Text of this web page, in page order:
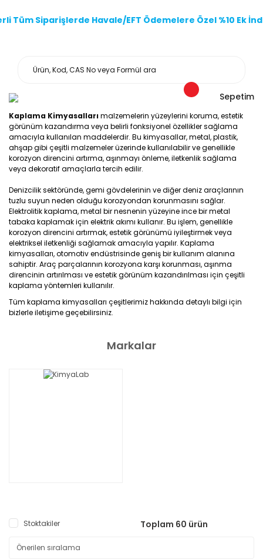
Tüm Siparişlerde Havale/EFT Ödemelere Özel %10 Ek
Sepetim
Kaplama Kimyasalları malzemelerin yüzeylerini koruma, estetik
görünüm kazandırma veya belirli fonksiyonel özellikler sağlama
amacıyla kullanılan maddelerdir. Bu kimyasallar, metal, plastik,
ahşap gibi çeşitli malzemeler üzerinde kullanılabilir ve genellikle
korozyon direncini artırma, aşınmayı önleme, iletkenlik sağlama
veya dekoratif amaçlarla tercih edilir.
Denizcilik sektöründe, gemi gövdelerinin ve diğer deniz araçlarının
tuzlu suyun neden olduğu korozyondan korunmasını sağlar.
Elektrolitik kaplama, metal bir nesnenin yüzeyine ince bir metal
tabaka kaplamak için elektrik akımı kullanır. Bu işlem, genellikle
korozyon direncini artırmak, estetik görünümü iyileştirmek veya
elektriksel iletkenliği sağlamak amacıyla yapılır. Kaplama
kimyasalları, otomotiv endüstrisinde geniş bir kullanım alanına
sahiptir. Araç parçalarının korozyona karşı korunması, aşınma
direncinin artırılması ve estetik görünüm kazandırılması için çeşitli
kaplama yöntemleri kullanılır.
Tüm kaplama kimyasalları çeşitlerimiz hakkında detaylı bilgi için
bizlerle iletişime geçebilirsiniz.
Markalar
Stoktakiler Toplam 60 ürün